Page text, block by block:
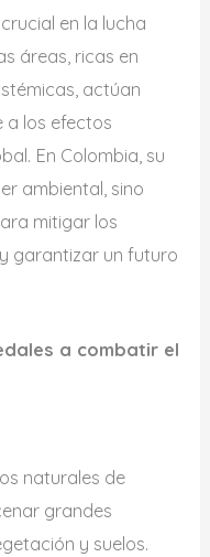
en la lucha
áreas, ricas en
actúan
a los efectos
En Colombia, su
ambiental, sino
mitigar los
garantizar un futuro
a combatir el
naturales de
grandes
y suelos.